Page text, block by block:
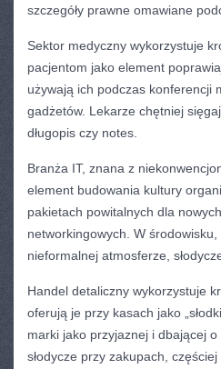
szczegóły prawne omawiane
Sektor medyczny wykorzystuje
pacjentom jako element
używają ich podczas konferencji
gadżetów. Lekarze chętniej
długopis czy notes.
Branża IT, znana z
element budowania kultury
pakietach powitalnych dla
networkingowych. W
nieformalnej atmosferze,
Handel detaliczny wykorzystuje
oferują je przy kasach jako
marki jako przyjaznej i dbającej
słodycze przy zakupach,